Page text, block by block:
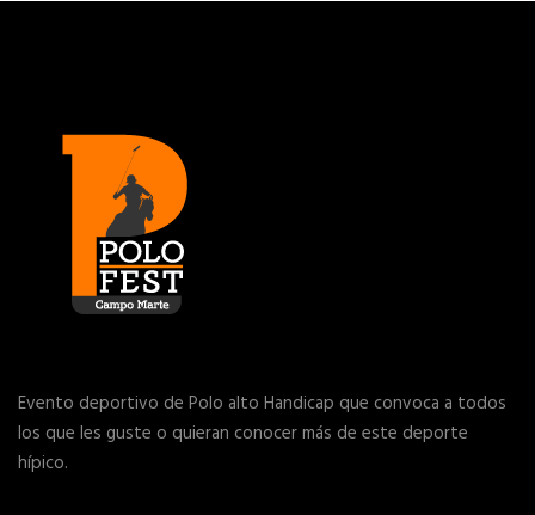
Evento deportivo de Polo alto Handicap que convoca a todos
los que les guste o quieran conocer más de este deporte
hípico.